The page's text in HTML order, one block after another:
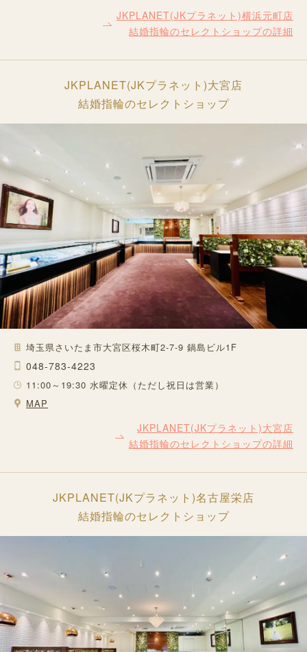
JKPLANET(JKプラネット)横浜元町店
結婚指輪のセレクトショップの詳細
JKPLANET(JKプラネット)大宮店
結婚指輪のセレクトショップ
埼玉県さいたま市大宮区桜木町2-7-9 鍋島ビル1F
048-783-4223
11:00～19:30 水曜定休（ただし祝日は営業）
MAP
JKPLANET(JKプラネット)大宮店
結婚指輪のセレクトショップの詳細
JKPLANET(JKプラネット)名古屋栄店
結婚指輪のセレクトショップ